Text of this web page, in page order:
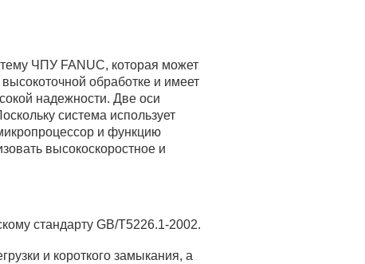
ЧПУ FANUC, которая может
обработке и имеет
надежности. Две оси
система использует
и функцию
высокоскоростное и
стандарту GB/T5226.1-2002.
и короткого замыкания, а